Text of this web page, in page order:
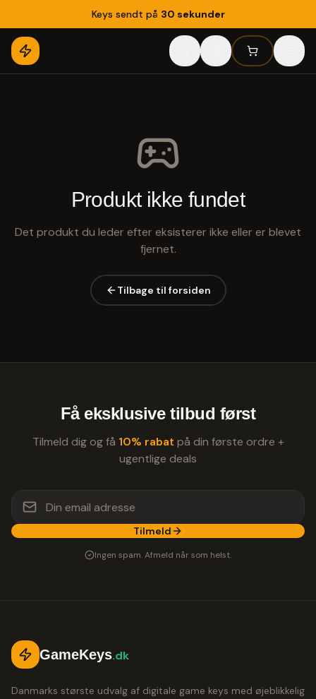
Keys sendt på 30 sekunder
Produkt ikke fundet
Det produkt du leder efter eksisterer ikke eller er blevet
fjernet.
Tilbage til forsiden
Få eksklusive tilbud først
Tilmeld dig og få 10% rabat på din første ordre +
ugentlige deals
Tilmeld
Ingen spam. Afmeld når som helst.
GameKeys.dk
Danmarks største udvalg af digitale game keys med øjeblikkelig